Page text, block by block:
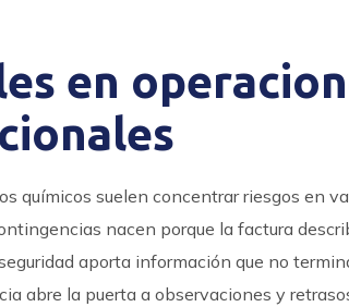
en
químicos suelen concentrar riesgos en
nacen porque la factura
aporta información que no
abre la puerta a observaciones y